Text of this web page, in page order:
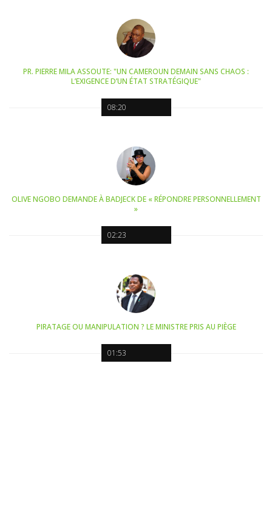
08:20
PR. PIERRE MILA ASSOUTE: "UN CAMEROUN DEMAIN SANS CHAOS :
L’EXIGENCE D’UN ÉTAT STRATÉGIQUE"
02:23
OLIVE NGOBO DEMANDE À BADJECK DE « RÉPONDRE PERSONNELLEMENT
»
01:53
PIRATAGE OU MANIPULATION ? LE MINISTRE PRIS AU PIÈGE